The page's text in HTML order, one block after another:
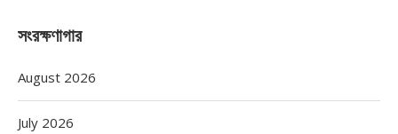
সংরক্ষণাগার
August 2026
July 2026